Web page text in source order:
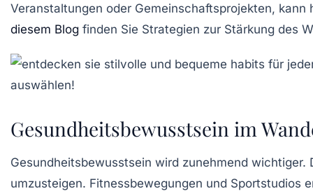
Veranstaltungen oder Gemeinschaftsprojekten,
diesem Blog finden Sie Strategien zur Stärkung des
Gesundheitsbewusstsein im
Gesundheitsbewusstsein wird zunehmend
umzusteigen. Fitnessbewegungen und Sportstudios